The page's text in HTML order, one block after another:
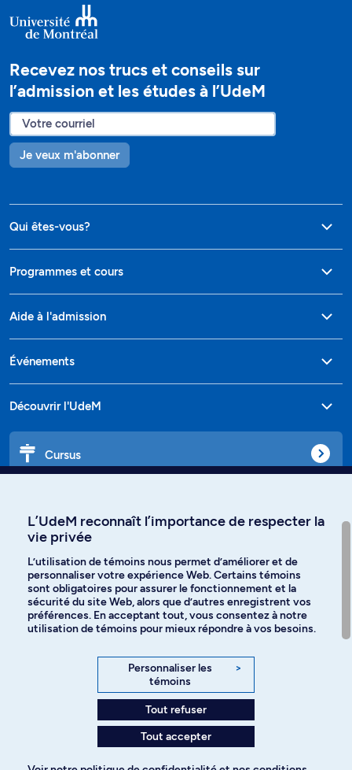
Recevez nos trucs et conseils sur
l’admission et les études à l’UdeM
Je veux m'abonner
Qui êtes-vous?
Programmes et cours
Aide à l'admission
Événements
Découvrir l'UdeM
Cursus
Langues
Facebook Instagram
YouTube
Politique de confidentialité
L’UdeM reconnaît l’importance de respecter la
vie privée
L’utilisation de témoins nous permet d’améliorer et de
personnaliser votre expérience Web. Certains témoins
sont obligatoires pour assurer le fonctionnement et la
sécurité du site Web, alors que d’autres enregistrent vos
préférences. En acceptant tout, vous consentez à notre
utilisation de témoins pour mieux répondre à vos besoins.
Personnaliser les
témoins
>
Tout refuser
Tout accepter